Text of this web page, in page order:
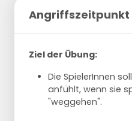
Angriffszeitpunkt
Ziel der Übung:
Die SpielerInnen
anfühlt, wenn sie
"weggehen".